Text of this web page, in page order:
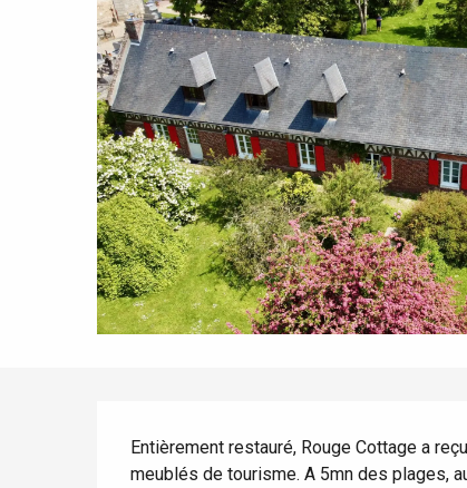
Pour profiter
Tout l'agenda
Eté
Quand il pleut
Avec les enfants
Entre amis
Incontournables
Lieux branchés
Meilleurs brunch
Restaurants avec vue
Bien de chez nous !
Séjours en bord de
mer
Séjours en train
Séjours à vélo
Entièrement restauré, Rouge Cottage a
meublés de tourisme. A 5mn des plages,